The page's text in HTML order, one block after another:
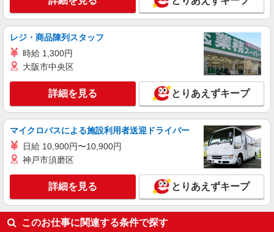
万円〜 【初任者研修】 月給：219,700円 年収例：
305万円〜 ※職務手当、（東京都）居住支援特別
手当、日祝手当（月平均2回分）等、毎月平均的に
支払われる手当を含みます。 ※居住支援特別手当
は勤続5年目までの方はさらに1万円支給（再入社
業時は別途時間外手当支給（超過1分〜）
東京都府中市武蔵台3-27-4 カサヴェール武蔵
台1階
キープ 詳細を見る
そんぽの家S 府中住吉/2022ba1
介護スタッフ
【実務者研修】 月給：250,500円 年収例：345
335万円〜 ※職務手当、（東京都）居住支援特別
手当、日祝手当（月平均2回分）、夜勤手当（月平
均5回分）等、毎月平均的に支払われる手当を含み
ます。 ※居住支援特別手当は勤続5年目までの方
はさらに1万円支給（再入社は除く） ◎賞与：基
本給2.08ヶ月分/年支給 ◎残業時は別途時間外手当
支給（超過1分〜）
キープ 詳細を見る
アルバイト パート
SOMPOケア 国分寺 訪問介護/3188cc3
レジ・商品陳列スタッフ
時給 1,300円
大阪市中央区
詳細を見る とりあえずキープ
マイクロバスによる施設利用者送迎ドライバー
日給 10,900円〜10,900円
神戸市須磨区
詳細を見る とりあえずキープ
このお仕事に関連する条件で探す